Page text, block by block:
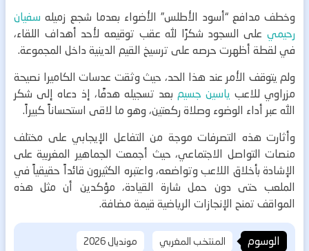
وخطف مدافع “أسود الأطلس” الأضواء بعدما شجع زميله سفيان
رحيمي على السجود شكرًا لله عقب توقيعه لأحد أهداف اللقاء،
في لقطة أظهرت حرصه على ترسيخ القيم الدينية داخل المجموعة.
ولم يتوقف الأمر عند هذا الحد، حيث وثقت عدسات الكاميرا نصيحة
مزراوي للاعب ياسين جسيم بعد تسجيله هدفًا، إذ دعاه إلى شكر
الله عبر أداء الوضوء وصلاة ركعتين، وهو ما لاقى استحساناً كبيراً.
وأثارت هذه التصرفات موجة من التفاعل الإيجابي على مختلف
منصات التواصل الاجتماعي، حيث أجمعت الجماهير المغربية على
الإشادة بأخلاق اللاعب وتواضعه، واعتبره الكثيرون قائداً حقيقياً في
الملعب حتى دون حمل شارة القيادة، مؤكدين أن مثل هذه
المواقف تمنح الإنجازات الرياضية قيمة مضافة.
الوسوم المنتخب المغربي
مونديال 2026